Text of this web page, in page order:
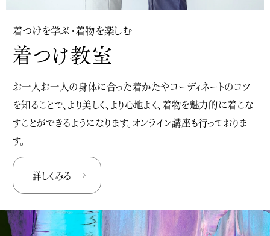
着つけを学ぶ・着物を楽しむ
お一人お一人の身体に合った着かたやコーディネートのコツ
を知ることで、より美しく、より心地よく、着物を魅力的に着こな
すことができるようになります。オンライン講座も行っておりま
す。
詳しくみる